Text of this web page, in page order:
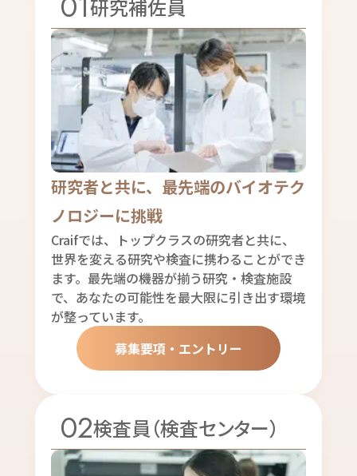
研究補佐員
研究者と共に、最先端のバイオテク
ノロジーに挑戦
Craifでは、トップクラスの研究者と共に、
世界を変える研究や検査に携わることができ
ます。最先端の機器が揃う研究・検査施設
で、あなたの可能性を最大限に引き出す環境
が整っています。
募集要項・エントリー
02検査員（検査センター）